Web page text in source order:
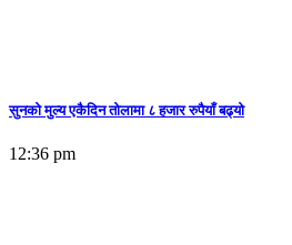
सुनकाे मुल्य एकैदिन तोलामा ८ हजार रुपैयाँ बढ्यो
12:36 pm